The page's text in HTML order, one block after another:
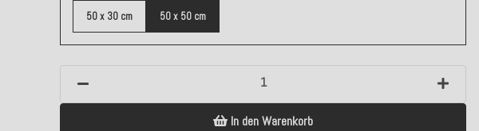
50 x 30 cm 50 x 50 cm
In den Warenkorb